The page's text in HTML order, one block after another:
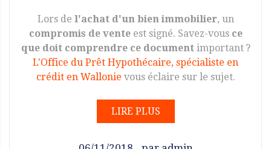
Lors de l'achat d'un bien immobilier, un
compromis de venteest signé. Savez-vous ce
que doit comprendre ce documentimportant ?
L'Office du Prêt Hypothécaire, spécialiste en
crédit en Wallonie vous éclaire sur le sujet.
LIRE PLUS